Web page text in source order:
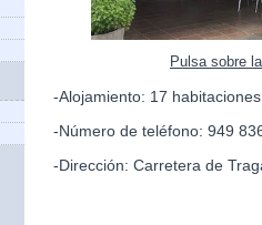
Pulsa sobre
-Alojamiento: 17
-Número de teléfono: 949
-Dirección: Carretera de